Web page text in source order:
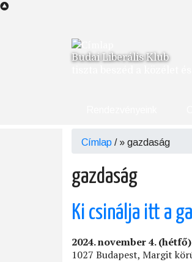
Ugrás
Budai Liberális Klub
Morzsa
Címlap / gazdaság
gazdaság
Ki csinálja itt a
2024. november 4.
1027 Budapest, Margit